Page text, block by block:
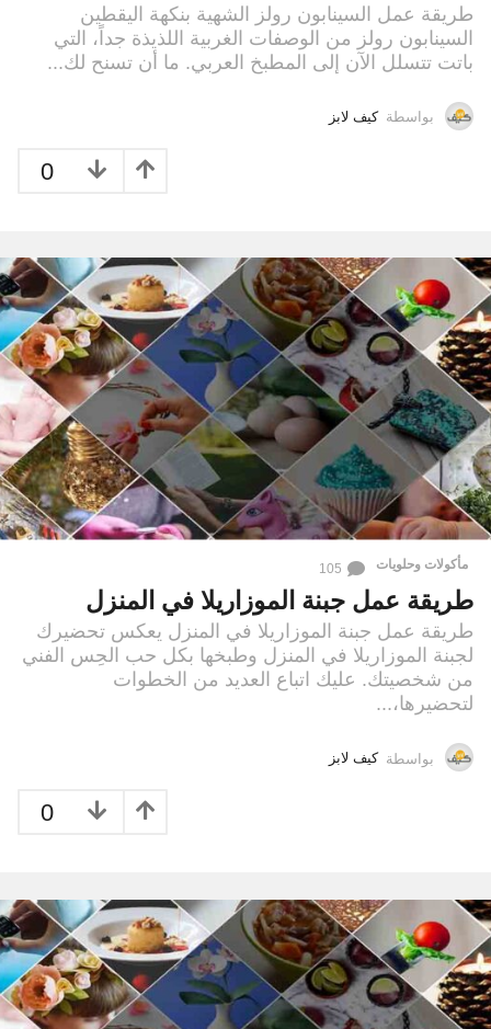
طريقة عمل السينابون رولز الشهية بنكهة اليقطين
السينابون رولز من الوصفات الغربية اللذيذة جداً، التي
باتت تتسلل الآن إلى المطبخ العربي. ما أن تسنح لك...
بواسطة كيف لابز
0
مأكولات وحلويات 105
طريقة عمل جبنة الموزاريلا في المنزل
طريقة عمل جبنة الموزاريلا في المنزل يعكس تحضيرك
لجبنة الموزاريلا في المنزل وطبخها بكل حب الحِس الفني
من شخصيتك. عليك اتباع العديد من الخطوات
لتحضيرها،...
بواسطة كيف لابز
0